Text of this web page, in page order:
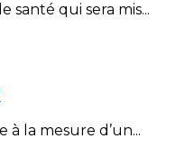
santé qui sera mis...
la mesure d’un...